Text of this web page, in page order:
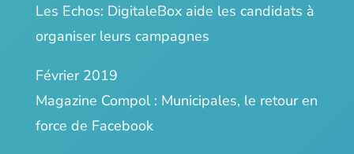
Les Echos: DigitaleBox aide les candidats à
organiser leurs campagnes
Février 2019
Magazine Compol : Municipales, le retour en
force de Facebook